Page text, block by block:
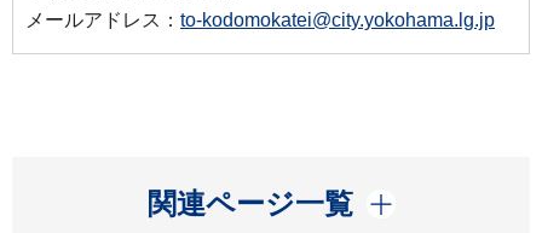
メールアドレス： to-kodomokatei@city.yokohama.lg.jp
関連ページ一覧
開く